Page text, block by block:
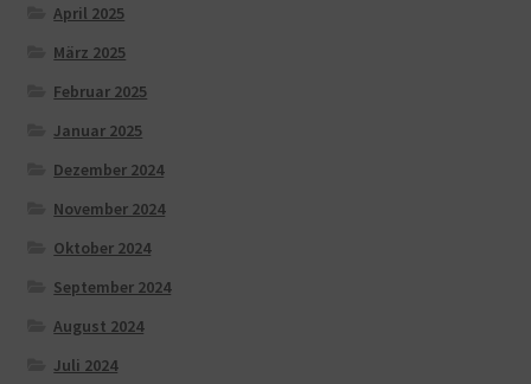
April 2025
März 2025
Februar 2025
Januar 2025
Dezember 2024
November 2024
Oktober 2024
September 2024
August 2024
Juli 2024